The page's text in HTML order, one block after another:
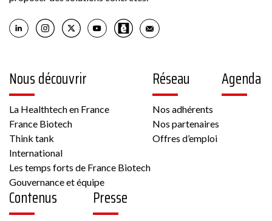
6 rue Pierre Haret 75009 PARIS France
Autre, Culture cellulaire
Nous découvrir
La Healthtech en France
France Biotech
Think tank
International
Les temps forts de France Biotech
Gouvernance et équipe
Réseau
Nos adhérents
Nos partenaires
Offres d’emploi
Agenda
Contenus Presse